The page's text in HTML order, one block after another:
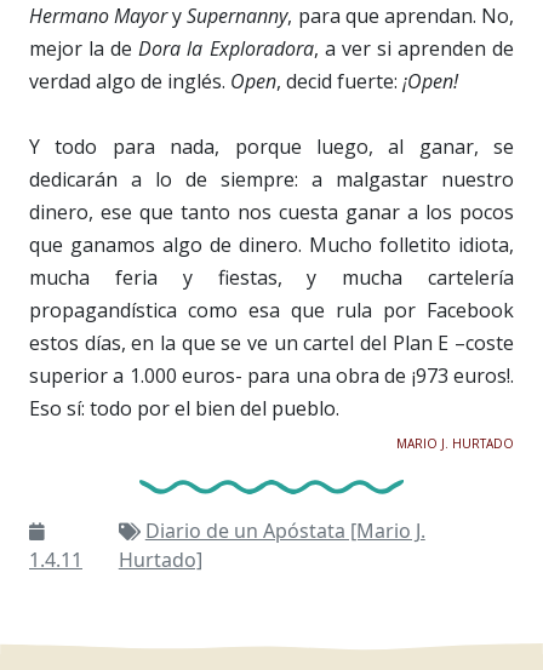
Hermano MayorySupernanny, para que aprendan. No,
mejor la deDora la Exploradora, a ver si aprenden de
verdad algo de inglés. Open, decid fuerte: ¡Open!
Y todo para nada, porque luego, al ganar, se
dedicarán a lo de siempre: a malgastar nuestro
dinero, ese que tanto nos cuesta ganar a los pocos
que ganamos algo de dinero. Mucho folletito idiota,
mucha feria y fiestas, y mucha cartelería
propagandística como esa que rula por Facebook
estos días, en la que se ve un cartel del Plan E –coste
superior a 1.000 euros- para una obra de ¡973 euros!.
Eso sí: todo por el bien del pueblo.
MARIO J. HURTADO
1.4.11
Diario de un Apóstata [Mario J.
Hurtado]